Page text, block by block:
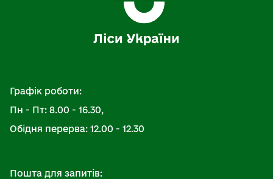
Графік роботи:
Пн - Пт: 8.00 - 16.30,
Обідня перерва: 12.00 - 12.30
Пошта для запитів: